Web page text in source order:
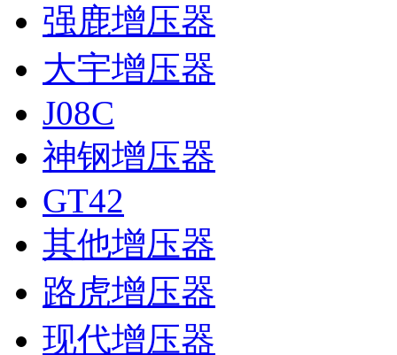
强鹿增压器
大宇增压器
J08C
神钢增压器
GT42
其他增压器
路虎增压器
现代增压器